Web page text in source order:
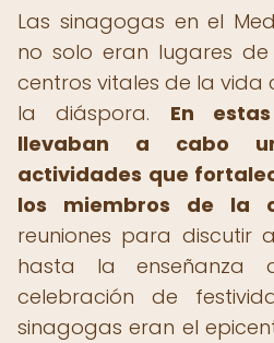
Las sinagogas en el
no solo eran lugares
centros vitales de la vida
la diáspora. En
llevaban a cabo
actividades que
los miembros de la
reuniones para discutir
hasta la
celebración de
sinagogas eran el